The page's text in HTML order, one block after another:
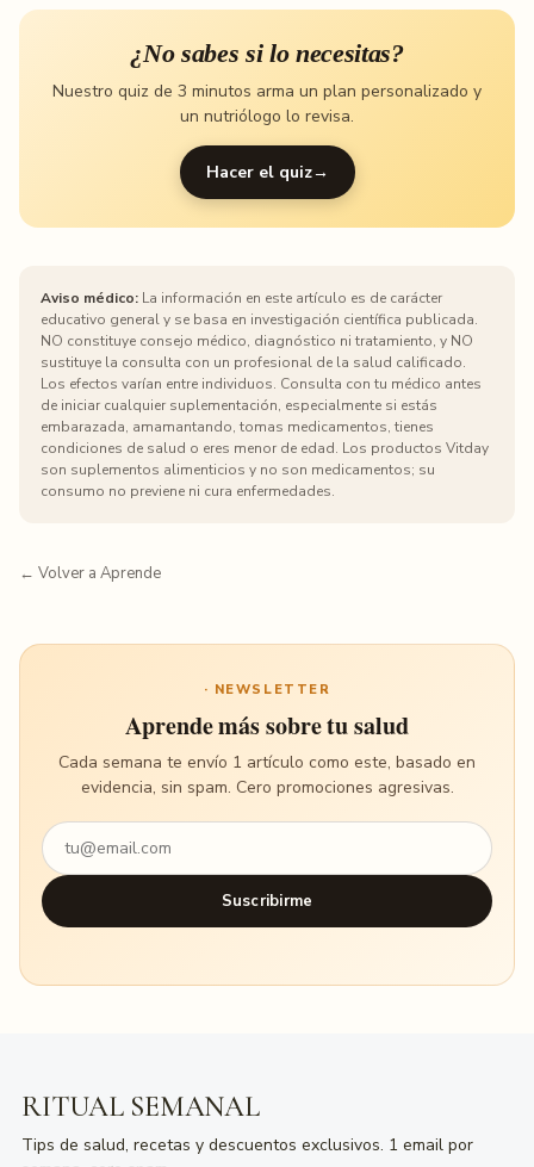
¿No sabes si lo necesitas?
Nuestro quiz de 3 minutos arma un plan personalizado y
un nutriólogo lo revisa.
Hacer el quiz→
Aviso médico: La información en este artículo es de carácter
educativo general y se basa en investigación científica publicada.
NO constituye consejo médico, diagnóstico ni tratamiento, y NO
sustituye la consulta con un profesional de la salud calificado.
Los efectos varían entre individuos. Consulta con tu médico antes
de iniciar cualquier suplementación, especialmente si estás
embarazada, amamantando, tomas medicamentos, tienes
condiciones de salud o eres menor de edad. Los productos Vitday
son suplementos alimenticios y no son medicamentos; su
consumo no previene ni cura enfermedades.
← Volver a Aprende
· NEWSLETTER
Aprende más sobre tu salud
Cada semana te envío 1 artículo como este, basado en
evidencia, sin spam. Cero promociones agresivas.
Suscribirme
RITUAL SEMANAL
Tips de salud, recetas y descuentos exclusivos. 1 email por